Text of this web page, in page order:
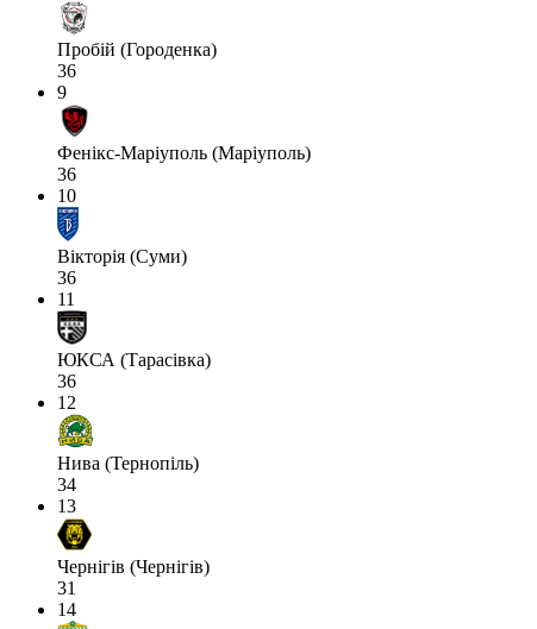
Пробій (Городенка)
36
9
Фенікс-Маріуполь (Маріуполь)
36
10
Вікторія (Суми)
36
11
ЮКСА (Тарасівка)
36
12
Нива (Тернопіль)
34
13
Чернігів (Чернігів)
31
14